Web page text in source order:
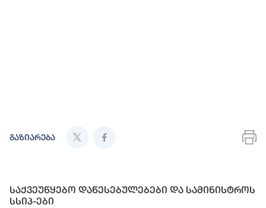
გაზიარება
საქვეუწყებო დაწესებულებები და სამინისტროს
სსიპ-ები